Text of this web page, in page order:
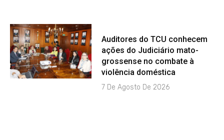
Auditores do TCU conhecem
ações do Judiciário mato-
grossense no combate à
violência doméstica
7 De Agosto De 2026